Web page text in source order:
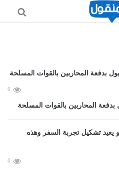
0
المحاربين بالقوات المسلحة
0